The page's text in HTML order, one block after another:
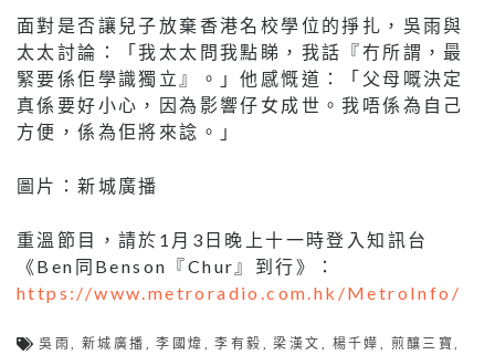
面對是否讓兒子放棄香港名校學位的掙扎，吳雨與
太太討論：「我太太問我點睇，我話『冇所謂，最
緊要係佢學識獨立』。」他感慨道：「父母嘅決定
真係要好小心，因為影響仔女成世。我唔係為自己
方便，係為佢將來諗。」
圖片：新城廣播
重溫節目，請於1月3日晚上十一時登入知訊台
《Ben同Benson『Chur』到行》：
https://www.metroradio.com.hk/MetroInfo/
吳雨,新城廣播 ,李國煒 ,李有毅 ,梁漢文 , 楊千嬅 , 煎釀三寶,